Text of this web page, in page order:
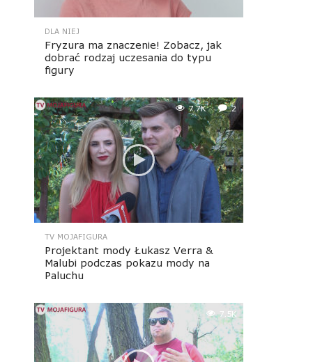
DLA NIEJ
Fryzura ma znaczenie! Zobacz, jak
dobrać rodzaj uczesania do typu
figury
7.7K 2
TV MOJAFIGURA
Projektant mody Łukasz Verra &
Malubi podczas pokazu mody na
Paluchu
7.5K